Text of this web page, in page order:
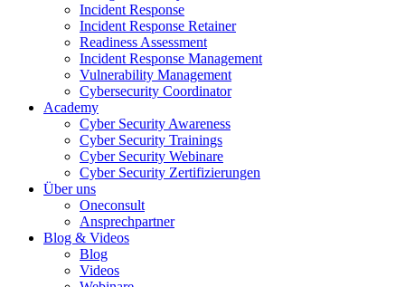
Incident Response
Incident Response Retainer
Readiness Assessment
Incident Response Management
Vulnerability Management
Cybersecurity Coordinator
Academy
Cyber Security Awareness
Cyber Security Trainings
Cyber Security Webinare
Cyber Security Zertifizierungen
Über uns
Oneconsult
Ansprechpartner
Blog & Videos
Blog
Videos